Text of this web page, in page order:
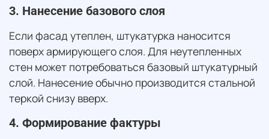
3. Нанесение базового слоя
Если фасад утеплен, штукатурка наносится
поверх армирующего слоя. Для неутепленных
стен может потребоваться базовый штукатурный
слой. Нанесение обычно производится стальной
теркой снизу вверх.
4. Формирование фактуры